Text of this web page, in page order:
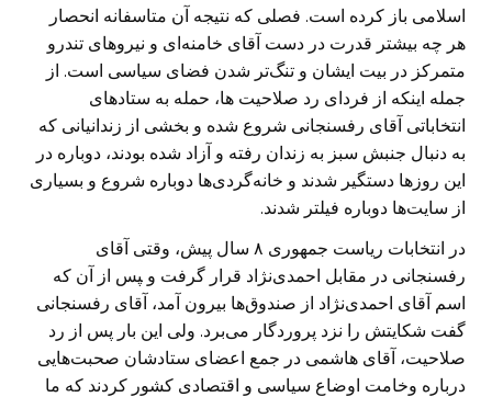
اسلامی باز کرده است. فصلی که نتیجه آن متاسفانه انحصار
هر چه بیشتر قدرت در دست آقای خامنه‌ای و نیروهای تندرو
متمرکز در بیت ایشان و تنگ‌تر شدن فضای سیاسی است. از
جمله اینکه از فردای رد صلاحیت ها، حمله‌ به ستادهای
انتخاباتی آقای رفسنجانی شروع شده و بخشی از زندانیانی که
به دنبال جنبش سبز به زندان‌ رفته و ‌آزاد شده بودند، دوباره در
این روزها دستگیر شدند و خانه‌گردی‌ها دوباره شروع و بسیاری
از سایت‌ها دوباره فیلتر شدند.
در انتخابات ریاست‌ جمهوری ۸ سال پیش، وقتی آقای
رفسنجانی در مقابل احمدی‌نژاد قرار گرفت و ‍پس از آن که
اسم آقای احمدی‌نژاد از صندوق‌ها بیرون آمد، آقای رفسنجانی
گفت شکایتش را نزد پروردگار می‌برد. ولی این بار پس از رد
صلاحیت، آقای هاشمی در جمع اعضای ستادشان صحبت‌هایی
درباره وخامت اوضاع سیاسی و اقتصادی کشور کردند که ما